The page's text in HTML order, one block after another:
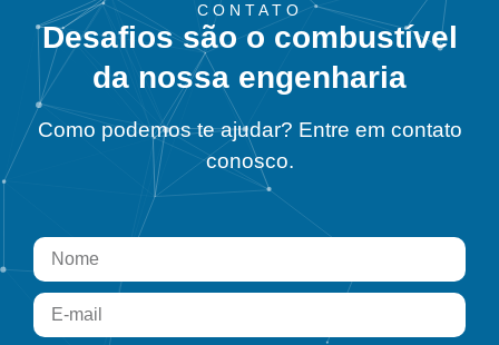
CONTATO
Desafios são o combustível
da nossa engenharia
Como podemos te ajudar? Entre em contato
conosco.